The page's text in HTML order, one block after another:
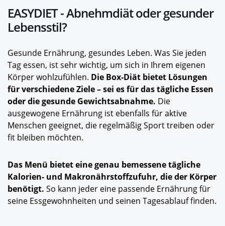
EASYDIET - Abnehmdiät oder gesunder
Lebensstil?
Gesunde Ernährung, gesundes Leben. Was Sie jeden
Tag essen, ist sehr wichtig, um sich in Ihrem eigenen
Körper wohlzufühlen. Die Box-Diät bietet Lösungen
für verschiedene Ziele – sei es für das tägliche Essen
oder die gesunde Gewichtsabnahme. Die
ausgewogene Ernährung ist ebenfalls für aktive
Menschen geeignet, die regelmäßig Sport treiben oder
fit bleiben möchten.
Das Menü bietet eine genau bemessene tägliche
Kalorien- und Makronährstoffzufuhr, die der Körper
benötigt. So kann jeder eine passende Ernährung für
seine Essgewohnheiten und seinen Tagesablauf finden.